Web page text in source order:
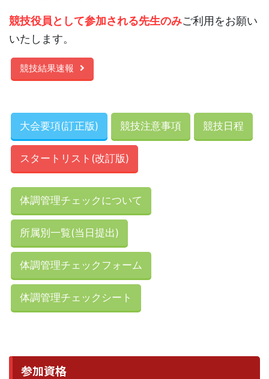
競技役員として参加される先生のみご利用をお願い
いたします。
競技結果速報
大会要項(訂正版) 競技注意事項 競技日程
スタートリスト(改訂版)
体調管理チェックについて
所属別一覧(当日提出)
体調管理チェックフォーム
体調管理チェックシート
参加資格